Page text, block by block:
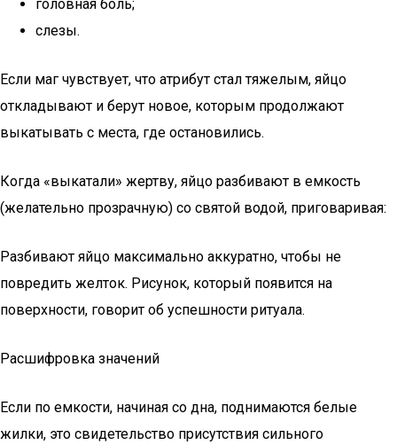
головная боль;
слезы.
Если маг чувствует, что атрибут стал тяжелым, яйцо
откладывают и берут новое, которым продолжают
выкатывать с места, где остановились.
Когда «выкатали» жертву, яйцо разбивают в емкость
(желательно прозрачную) со святой водой, приговаривая:
Разбивают яйцо максимально аккуратно, чтобы не
повредить желток. Рисунок, который появится на
поверхности, говорит об успешности ритуала.
Расшифровка значений
Если по емкости, начиная со дна, поднимаются белые
жилки, это свидетельство присутствия сильного